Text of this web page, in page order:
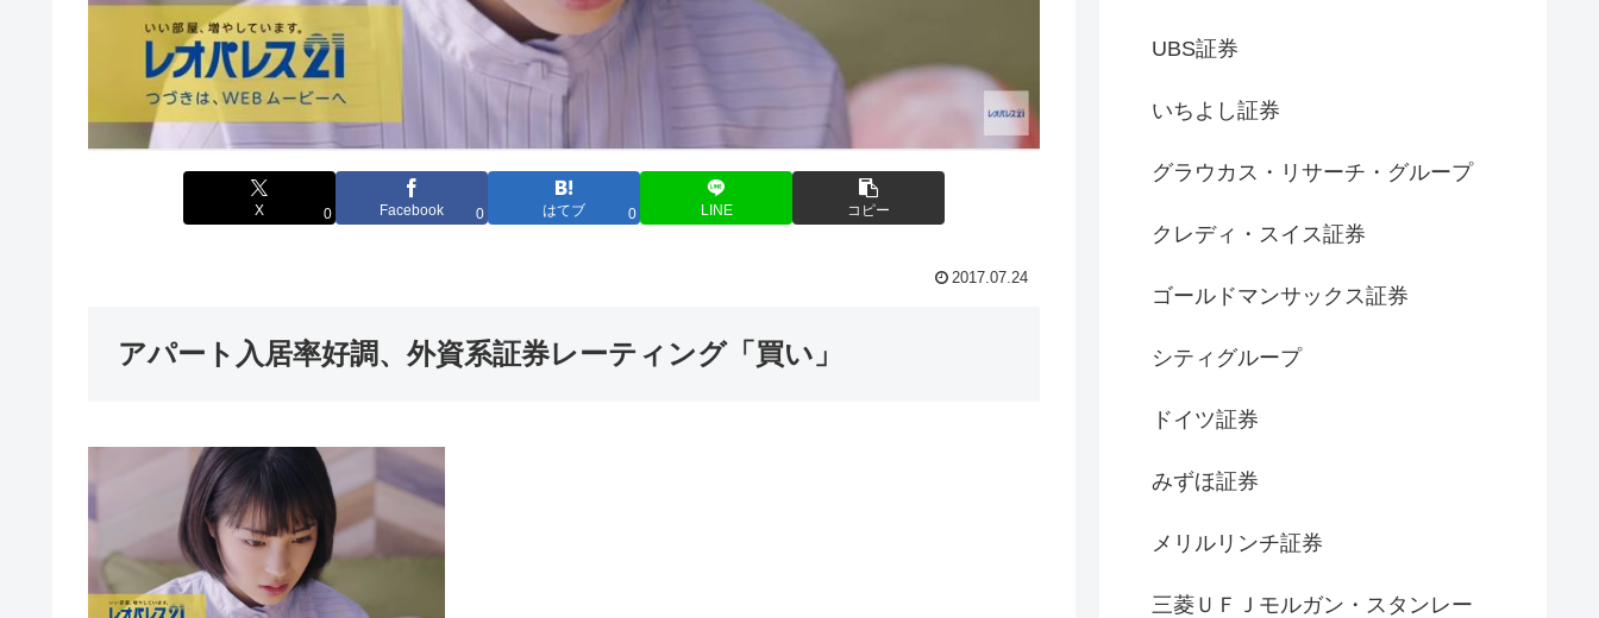
X 0 Facebook 0 はてブ 0 LINE コピー
2017.07.24
アパート入居率好調、外資系証券レーティング「買い」
UBS証券
いちよし証券
グラウカス・リサーチ・グループ
クレディ・スイス証券
ゴールドマンサックス証券
シティグループ
ドイツ証券
みずほ証券
メリルリンチ証券
三菱ＵＦＪモルガン・スタンレー